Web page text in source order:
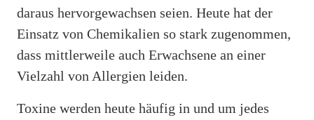
daraus hervorgewachsen seien. Heute hat der
Einsatz von Chemikalien so stark zugenommen,
dass mittlerweile auch Erwachsene an einer
Vielzahl von Allergien leiden.
Toxine werden heute häufig in und um jedes